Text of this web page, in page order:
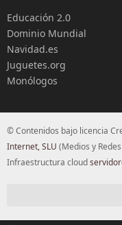
Educación 2.0
Dominio Mundial
Navidad.es
Juguetes.org
Monólogos
© Contenidos bajo licencia
Internet, SLU (Medios y
Infraestructura cloud